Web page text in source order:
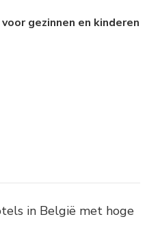
gezinnen en kinderen
in België met hoge